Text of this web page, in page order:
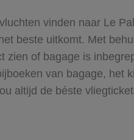
vinden naar Le
beste uitkomt. Met
zien of bagage is
van bagage,
altijd de béste